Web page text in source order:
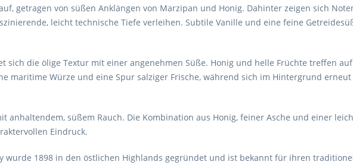
getragen von süßen Anklängen von Marzipan und Honig. Dahinter zeigen sich
leicht technische Tiefe verleihen. Subtile Vanille und eine feine
sich die ölige Textur mit einer angenehmen Süße. Honig und helle Früchte treffen
maritime Würze und eine Spur salziger Frische, während sich im Hintergrund
anhaltendem, süßem Rauch. Die Kombination aus Honig, feiner Asche und einer
Eindruck.
wurde 1898 in den östlichen Highlands gegründet und ist bekannt für ihren